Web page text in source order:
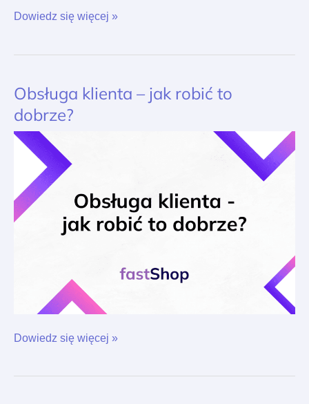
Dowiedz się więcej »
Obsługa klienta – jak robić to
dobrze?
Obsługa
klienta
–
jak
robić
dobrze?
Dowiedz się więcej »